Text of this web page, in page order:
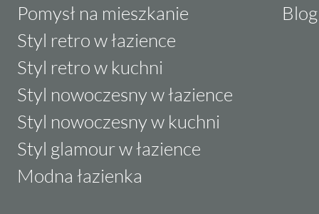
Pomysł na mieszkanie
Styl retro w łazience
Styl retro w kuchni
Styl nowoczesny w łazience
Styl nowoczesny w kuchni
Styl glamour w łazience
Modna łazienka
Blog